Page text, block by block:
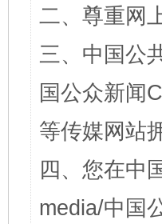
二、尊重网
三、中国公
国公众新闻
等传媒网站
四、您在中
media/中国